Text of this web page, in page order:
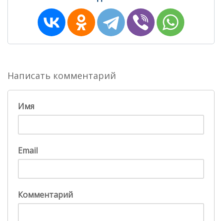
Написать комментарий
Имя
Email
Комментарий